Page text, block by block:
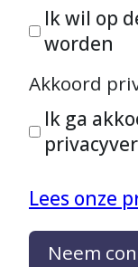
Ik wil op
worden
Akkoord
Ik ga
Lees onze
Neem